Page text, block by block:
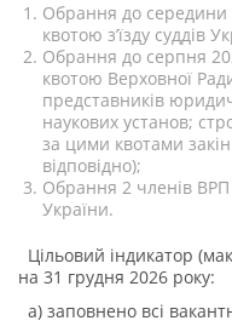
Обрання до середини
квотою з’їзду суддів
Обрання до серпня
квотою Верховної
представників
наукових установ;
за цими квотами
відповідно);
Обрання 2 членів ВРП
України.
Цільовий індикатор
на 31 грудня 2026 року:
а) заповнено всі